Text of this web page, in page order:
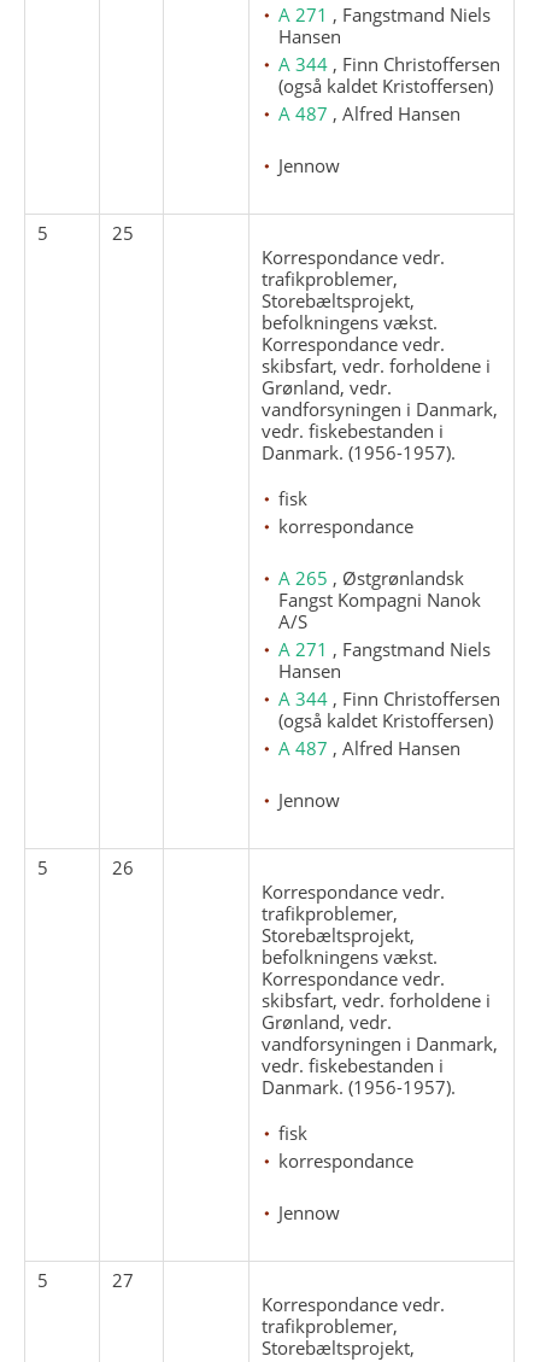
A 271 , Fangstmand Niels
Hansen
A 344 , Finn Christoffersen
(også kaldet Kristoffersen)
A 487 , Alfred Hansen
Jennow
5
25
Korrespondance vedr.
trafikproblemer,
Storebæltsprojekt,
befolkningens vækst.
Korrespondance vedr.
skibsfart, vedr. forholdene i
Grønland, vedr.
vandforsyningen i Danmark,
vedr. fiskebestanden i
Danmark. (1956-1957).
fisk
korrespondance
A 265 , Østgrønlandsk
Fangst Kompagni Nanok
A/S
A 271 , Fangstmand Niels
Hansen
A 344 , Finn Christoffersen
(også kaldet Kristoffersen)
A 487 , Alfred Hansen
Jennow
5
26
Korrespondance vedr.
trafikproblemer,
Storebæltsprojekt,
befolkningens vækst.
Korrespondance vedr.
skibsfart, vedr. forholdene i
Grønland, vedr.
vandforsyningen i Danmark,
vedr. fiskebestanden i
Danmark. (1956-1957).
fisk
korrespondance
Jennow
5
27
Korrespondance vedr.
trafikproblemer,
Storebæltsprojekt,